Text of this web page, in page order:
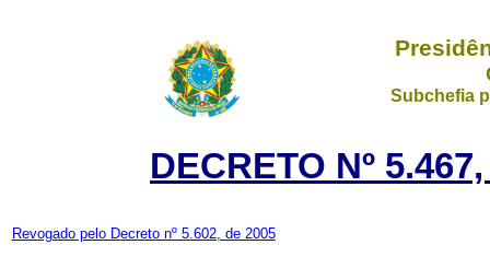
Subchefia
DECRETO Nº
Revogado pelo Decreto nº 5.602, de 2005